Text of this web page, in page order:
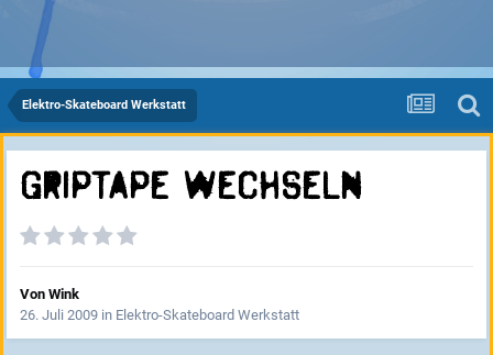
Elektro-Skateboard Werkstatt
Griptape wechseln
Von Wink
26. Juli 2009 in Elektro-Skateboard Werkstatt